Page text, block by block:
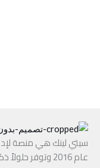
سيتي لينك هي منصة
عام 2016